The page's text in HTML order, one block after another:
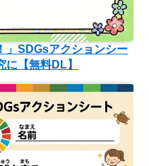
」SDGsアクションシー
に【無料DL】